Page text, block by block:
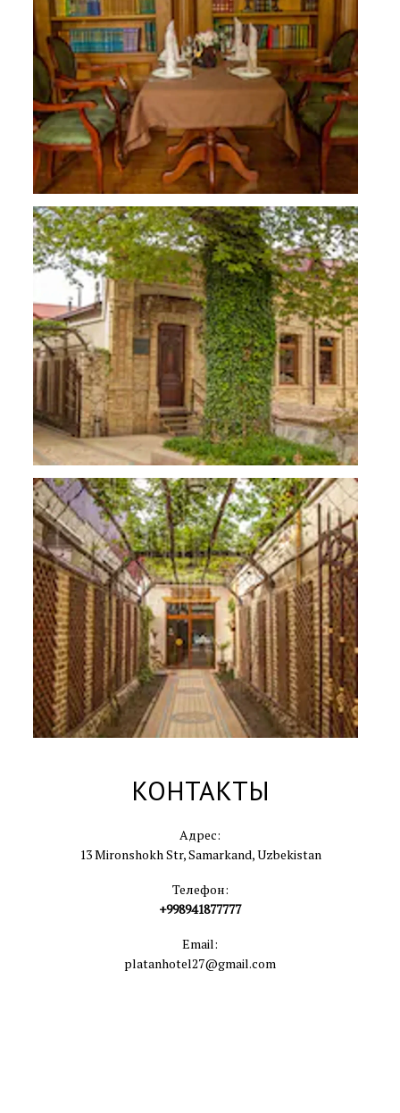
КОНТАКТЫ
Адрес:
13 Mironshokh Str, Samarkand, Uzbekistan
Телефон:
+998941877777
Email:
platanhotel27@gmail.com